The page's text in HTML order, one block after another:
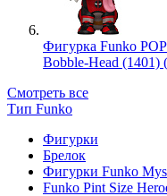
Фигурка Funko
Bobble-Head (1401)
Смотреть все
Тип Funko
Фигурки
Брелок
Фигурки Funko
Funko Pint Size